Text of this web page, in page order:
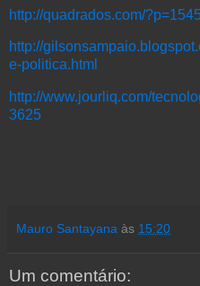
http://quadrados.com/
http://
e-politica.html
http://www.jourliq.com/
3625
Mauro Santayana às 15:20
Um comentário: